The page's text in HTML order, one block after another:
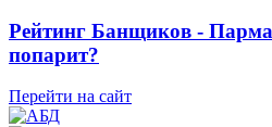
Рейтинг Банщиков -
попарит?
Перейти на сайт